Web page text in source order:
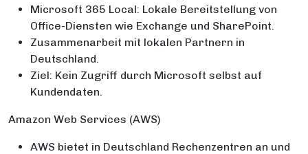
Microsoft 365 Local: Lokale Bereitstellung von
Office-Diensten wie Exchange und SharePoint.
Zusammenarbeit mit lokalen Partnern in
Deutschland.
Ziel: Kein Zugriff durch Microsoft selbst auf
Kundendaten.
Amazon Web Services (AWS)
AWS bietet in Deutschland Rechenzentren an und